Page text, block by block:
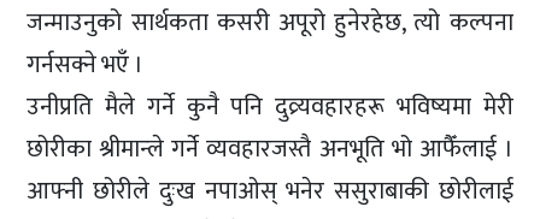
जन्माउनुको सार्थकता कसरी अपूरो हुनेरहेछ, त्यो कल्पना
गर्नसक्ने भएँ ।
उनीप्रति मैले गर्ने कुनै पनि दुव्र्यवहारहरू भविष्यमा मेरी
छोरीका श्रीमान्ले गर्ने व्यवहारजस्तै अनभूति भो आफैँलाई ।
आफ्नी छोरीले दुःख नपाओस् भनेर ससुराबाकी छोरीलाई